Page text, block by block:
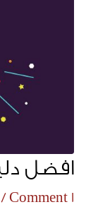
افضل
1 Comment
/